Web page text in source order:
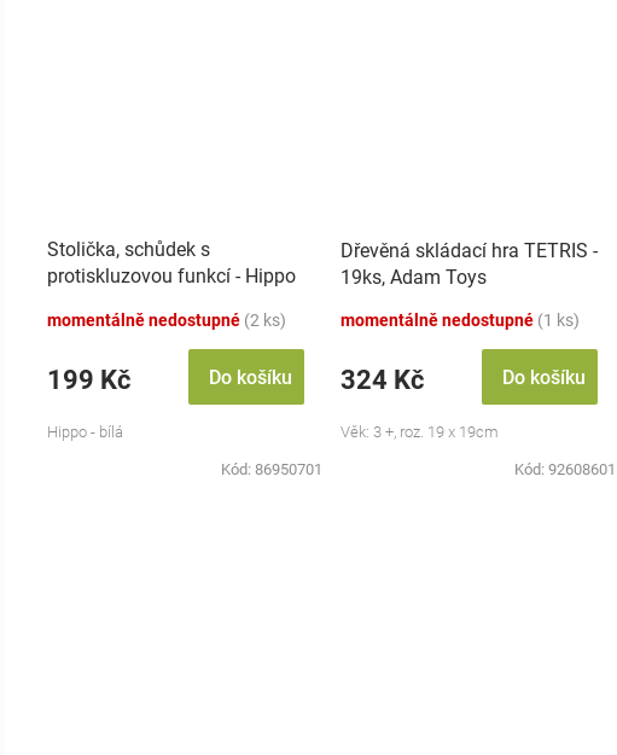
Stolička, schůdek s
protiskluzovou funkcí - Hippo
momentálně nedostupné (2 ks)
199 Kč Do košíku
Hippo - bílá
Kód: 86950701
Dřevěná skládací hra TETRIS -
19ks, Adam Toys
momentálně nedostupné (1 ks)
324 Kč Do košíku
Věk: 3 +, roz. 19 x 19cm
Kód: 92608601